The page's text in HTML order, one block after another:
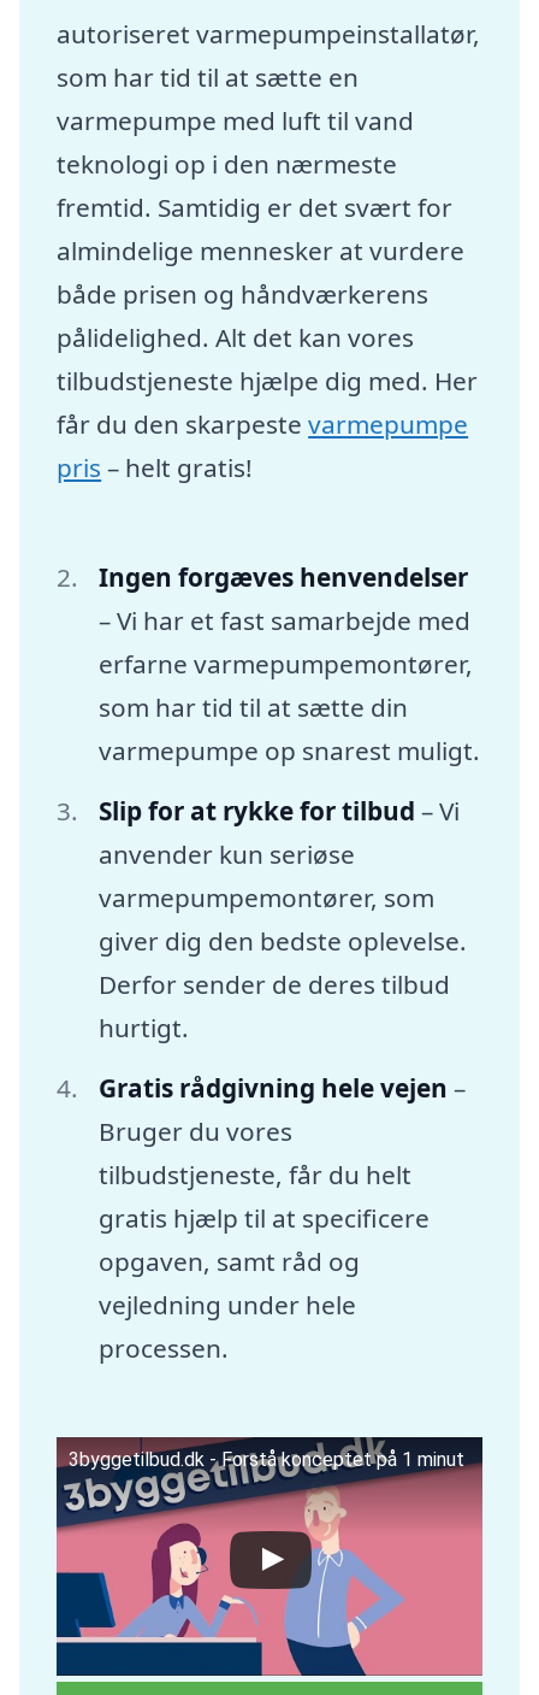
autoriseret varmepumpeinstallatør,
som har tid til at sætte en
varmepumpe med luft til vand
teknologi op i den nærmeste
fremtid. Samtidig er det svært for
almindelige mennesker at vurdere
både prisen og håndværkerens
pålidelighed. Alt det kan vores
tilbudstjeneste hjælpe dig med. Her
får du den skarpestevarmepumpe
pris – helt gratis!
Ingen forgæves henvendelser
– Vi har et fast samarbejde med
erfarne varmepumpemontører,
som har tid til at sætte din
varmepumpe op snarest muligt.
Slip for at rykke for tilbud – Vi
anvender kun seriøse
varmepumpemontører, som
giver dig den bedste oplevelse.
Derfor sender de deres tilbud
hurtigt.
Gratis rådgivning hele vejen –
Bruger du vores
tilbudstjeneste, får du helt
gratis hjælp til at specificere
opgaven, samt råd og
vejledning under hele
processen.
3byggetilbud.dk - Forstå konceptet på 1 minut